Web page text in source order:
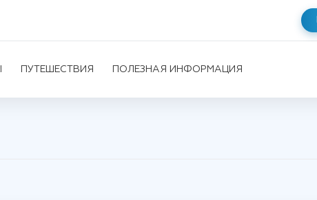
ПУТЕШЕСТВИЯ ПОЛЕЗНАЯ ИНФОРМАЦИЯ